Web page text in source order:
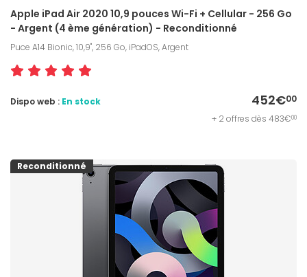
Apple iPad Air 2020 10,9 pouces Wi-Fi + Cellular - 256 Go
- Argent (4 ème génération) - Reconditionné
Puce A14 Bionic, 10,9", 256 Go, iPadOS, Argent
452€00
Dispo web : En stock
+ 2 offres dès 483€00
Reconditionné